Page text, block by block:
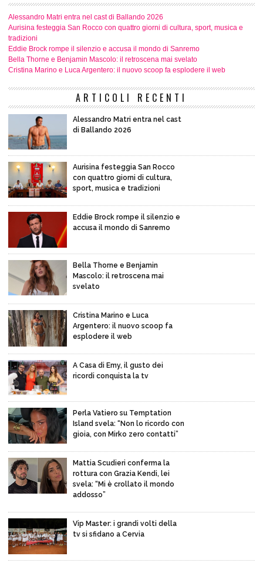
Alessandro Matri entra nel cast di Ballando 2026
Aurisina festeggia San Rocco con quattro giorni di cultura, sport, musica e
tradizioni
Eddie Brock rompe il silenzio e accusa il mondo di Sanremo
Bella Thorne e Benjamin Mascolo: il retroscena mai svelato
Cristina Marino e Luca Argentero: il nuovo scoop fa esplodere il web
ARTICOLI RECENTI
Alessandro Matri entra nel cast
di Ballando 2026
Aurisina festeggia San Rocco
con quattro giorni di cultura,
sport, musica e tradizioni
Eddie Brock rompe il silenzio e
accusa il mondo di Sanremo
Bella Thorne e Benjamin
Mascolo: il retroscena mai
svelato
Cristina Marino e Luca
Argentero: il nuovo scoop fa
esplodere il web
A Casa di Emy, il gusto dei
ricordi conquista la tv
Perla Vatiero su Temptation
Island svela: “Non lo ricordo con
gioia, con Mirko zero contatti”
Mattia Scudieri conferma la
rottura con Grazia Kendi, lei
svela: “Mi è crollato il mondo
addosso”
Vip Master: i grandi volti della
tv si sfidano a Cervia